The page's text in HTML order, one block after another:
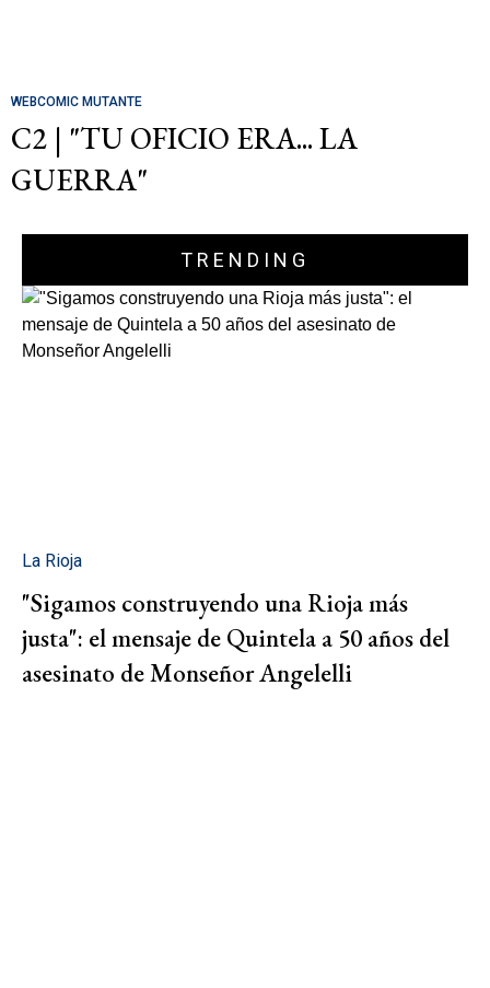
WEBCOMIC MUTANTE
C2 | "TU OFICIO ERA... LA
GUERRA"
TRENDING
La Rioja
"Sigamos construyendo una Rioja más
justa": el mensaje de Quintela a 50 años del
asesinato de Monseñor Angelelli